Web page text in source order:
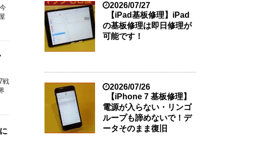
戦
2026/07/27
【iPad基板修理】iPad
の基板修理は即日修理が
可能です！
2026/07/26
【iPhone 7 基板修理】
電源が入らない・リンゴ
ループも諦めないで！デ
ータそのまま復旧